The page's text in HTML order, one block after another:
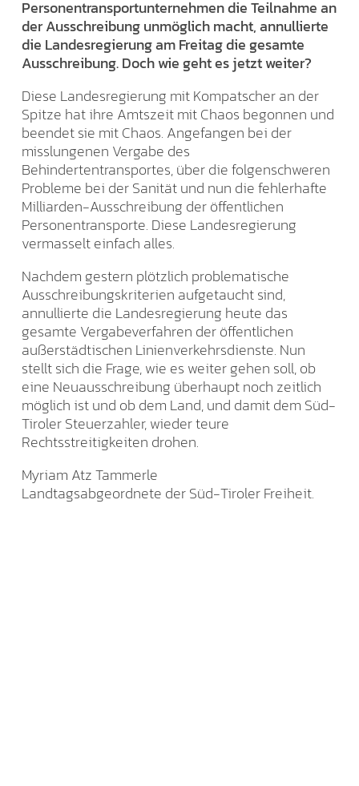
Personentransportunternehmen die Teilnahme an
der Ausschreibung unmöglich macht, annullierte
die Landesregierung am Freitag die gesamte
Ausschreibung. Doch wie geht es jetzt weiter?
Diese Landesregierung mit Kompatscher an der
Spitze hat ihre Amtszeit mit Chaos begonnen und
beendet sie mit Chaos. Angefangen bei der
misslungenen Vergabe des
Behindertentransportes, über die folgenschweren
Probleme bei der Sanität und nun die fehlerhafte
Milliarden-Ausschreibung der öffentlichen
Personentransporte. Diese Landesregierung
vermasselt einfach alles.
Nachdem gestern plötzlich problematische
Ausschreibungskriterien aufgetaucht sind,
annullierte die Landesregierung heute das
gesamte Vergabeverfahren der öffentlichen
außerstädtischen Linienverkehrsdienste. Nun
stellt sich die Frage, wie es weiter gehen soll, ob
eine Neuausschreibung überhaupt noch zeitlich
möglich ist und ob dem Land, und damit dem Süd-
Tiroler Steuerzahler, wieder teure
Rechtsstreitigkeiten drohen.
Myriam Atz Tammerle
Landtagsabgeordnete der Süd-Tiroler Freiheit.